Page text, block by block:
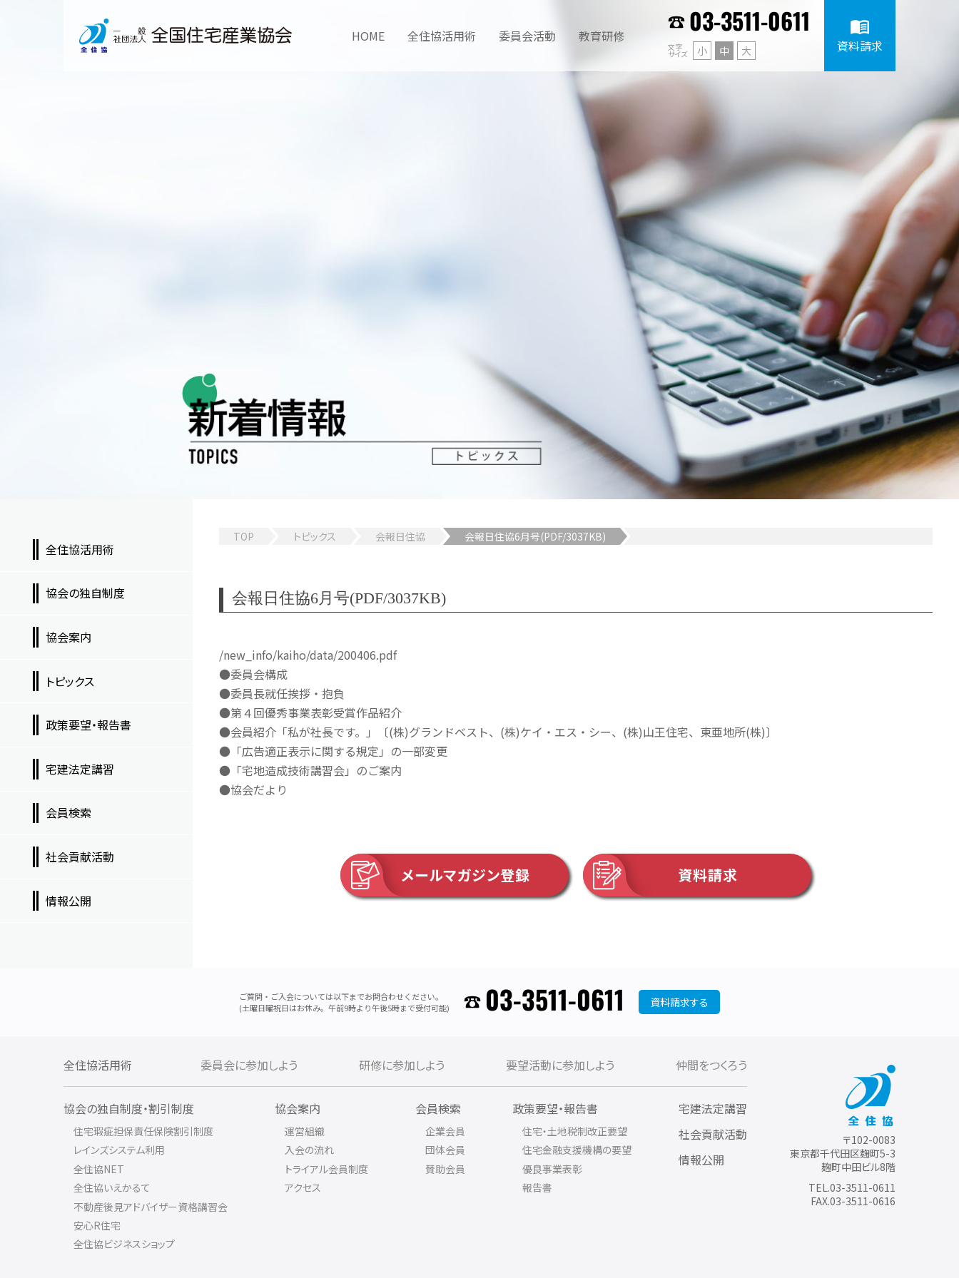
HOME 全住協活用術 委員会活動 教育研修 03-3511-0611
文字
サイズ 小 中 大
menu_book
資料請求
TOP トピックス 会報日住協 会報日住協6月号(PDF/3037KB)
会報日住協6月号(PDF/3037KB)
/new_info/kaiho/data/200406.pdf
●委員会構成
●委員長就任挨拶・抱負
●第４回優秀事業表彰受賞作品紹介
●会員紹介「私が社長です。」〔(株)グランドベスト、(株)ケイ・エス・シー、(株)山王住宅、東亜地所(株)〕
●「広告適正表示に関する規定」の一部変更
●「宅地造成技術講習会」のご案内
●協会だより
メールマガジン登録 資料請求
全住協活用術
協会の独自制度
協会案内
トピックス
政策要望・報告書
宅建法定講習
会員検索
社会貢献活動
情報公開
ご質問・ご入会については以下までお問合わせください。
(土曜日曜祝日はお休み。午前9時より午後5時まで受付可能)
03-3511-0611 資料請求する
全住協活用術 委員会に参加しよう 研修に参加しよう 要望活動に参加しよう 仲間をつくろう
協会の独自制度・割引制度
住宅瑕疵担保責任保険割引制度
レインズシステム利用
全住協NET
全住協いえかるて
不動産後見アドバイザー資格講習会
安心R住宅
全住協ビジネスショップ
協会案内
運営組織
入会の流れ
トライアル会員制度
アクセス
会員検索
企業会員
団体会員
賛助会員
政策要望・報告書
住宅・土地税制改正要望
住宅金融支援機構の要望
優良事業表彰
報告書
宅建法定講習
社会貢献活動
情報公開
〒102-0083
東京都千代田区麹町5-3
麹町中田ビル8階
TEL.03-3511-0611
FAX.03-3511-0616